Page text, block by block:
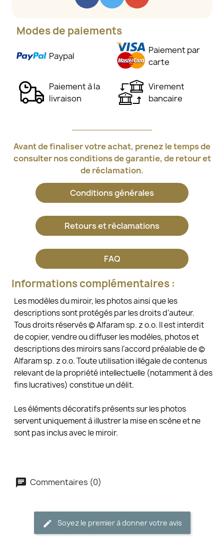
Modes de paiements
Paypal
Paiement par
carte
Paiement à la
livraison
Virement
bancaire
Avant de finaliser votre achat, prenez le temps de
consulter nos conditions de garantie, de retour et
de réclamation.
Conditions générales
Retours et réclamations
FAQ
Informations complémentaires :
Les modèles du miroir, les photos ainsi que les
descriptions sont protégés par les droits d’auteur.
Tous droits réservés © Alfaram sp. z o.o. Il est interdit
de copier, vendre ou diffuser les modèles, photos et
descriptions des miroirs sans l’accord préalable de ©
Alfaram sp. z o.o. Toute utilisation illégale de contenus
relevant de la propriété intellectuelle (notamment à des
fins lucratives) constitue un délit.
Les éléments décoratifs présents sur les photos
servent uniquement à illustrer la mise en scène et ne
sont pas inclus avec le miroir.
Commentaires (0)
Soyez le premier à donner votre avis